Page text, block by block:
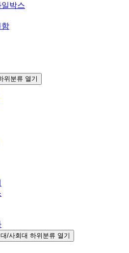
박스
함
위분류 열기
/사회대 하위분류 열기